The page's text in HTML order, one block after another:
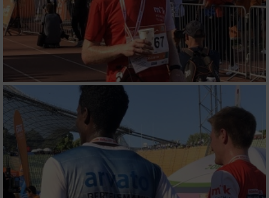
Analyse von Zielgruppen durch Statistiken
oder Kombinationen von Daten aus
verschiedenen Quellen
Entwicklung und Verbesserung der Angebote
Verwendung reduzierter Daten zur Auswahl
von Inhalten
IAB-Besonderheiten:
Verwendung genauer Standortdaten
Geräte anhand von aktiv angeforderten
Informationen identifizieren